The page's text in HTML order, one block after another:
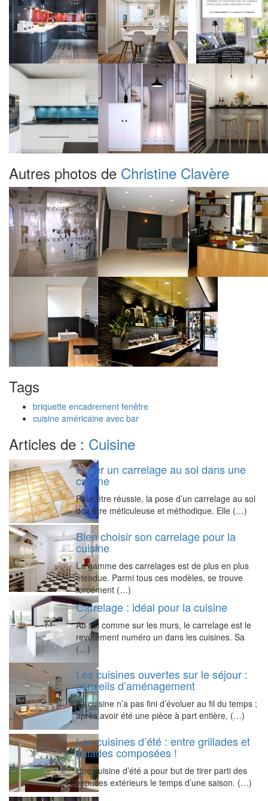
Autres photos de Christine Clavère
Tags
briquette encadrement fenêtre
cuisine américaine avec bar
Articles de : Cuisine
Poser un carrelage au sol dans une
cuisine
Pour être réussie, la pose d’un carrelage au sol
doit être méticuleuse et méthodique. Elle (…)
Bien choisir son carrelage pour la
cuisine
La gamme des carrelages est de plus en plus
étendue. Parmi tous ces modèles, se trouve
forcément (…)
Carrelage : idéal pour la cuisine
Au sol comme sur les murs, le carrelage est le
revêtement numéro un dans les cuisines. Sa
(…)
Les cuisines ouvertes sur le séjour :
conseils d’aménagement
La cuisine n’a pas fini d’évoluer au fil du temps ;
après avoir été une pièce à part entière, (…)
Les cuisines d’été : entre grillades et
salades composées !
Une cuisine d’été a pour but de tirer parti des
espaces extérieurs le temps d’une saison. (…)